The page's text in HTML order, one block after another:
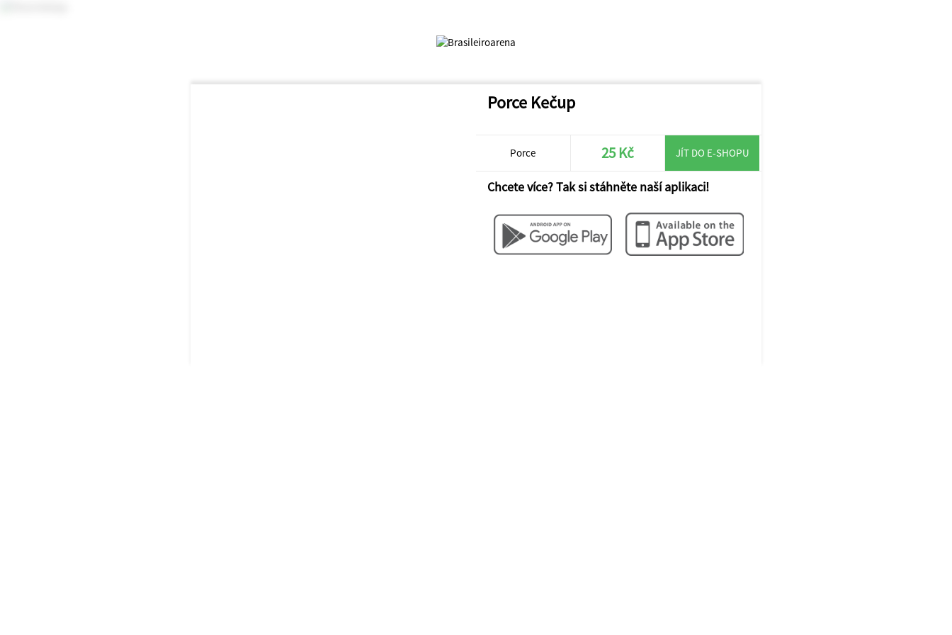
Porce Kečup
Porce 25 Kč JÍT DO E-SHOPU
Chcete více? Tak si stáhněte naší aplikaci!